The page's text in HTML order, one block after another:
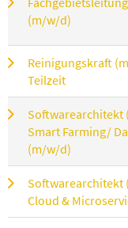
(m/w/d)
Reinigungskraft
Teilzeit
Softwarearchitekt
Smart Farming/
(m/w/d)
Softwarearchitekt
Cloud &